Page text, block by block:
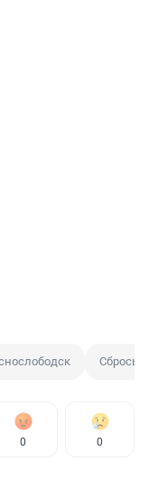
Сбросы
0 0